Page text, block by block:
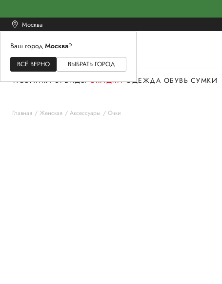
Москва
Ваш город Москва?
ВСЁ ВЕРНО ВЫБРАТЬ ГОРОД
ЖЕНСКОЕМУЖСКОЕ
НОВИНКИ БРЕНДЫ СКИДКИ ОДЕЖДА ОБУВЬ СУМКИ
Главная Женская Аксессуары Очки